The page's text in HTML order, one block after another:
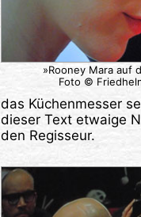
»Rooney Mara auf
Foto ©
das Küchenmesser
dieser Text etwaige
den Regisseur.